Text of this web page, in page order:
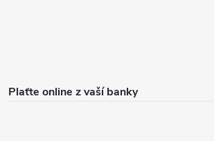
Plaťte online z vaší banky